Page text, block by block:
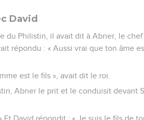
David
du Philistin, il avait dit à Abner, le
répondu : « Aussi vrai que ton âme
est le fils », avait dit le roi.
Abner le prit et le conduisit devant
David répondit : « Je suis le fils de